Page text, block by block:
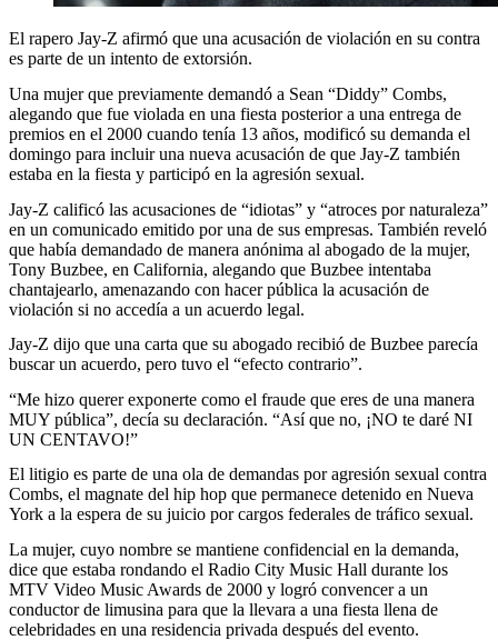
El rapero Jay-Z afirmó que una acusación de violación en su contra
es parte de un intento de extorsión.
Una mujer que previamente demandó a Sean “Diddy” Combs,
alegando que fue violada en una fiesta posterior a una entrega de
premios en el 2000 cuando tenía 13 años, modificó su demanda el
domingo para incluir una nueva acusación de que Jay-Z también
estaba en la fiesta y participó en la agresión sexual.
Jay-Z calificó las acusaciones de “idiotas” y “atroces por naturaleza”
en un comunicado emitido por una de sus empresas. También reveló
que había demandado de manera anónima al abogado de la mujer,
Tony Buzbee, en California, alegando que Buzbee intentaba
chantajearlo, amenazando con hacer pública la acusación de
violación si no accedía a un acuerdo legal.
Jay-Z dijo que una carta que su abogado recibió de Buzbee parecía
buscar un acuerdo, pero tuvo el “efecto contrario”.
“Me hizo querer exponerte como el fraude que eres de una manera
MUY pública”, decía su declaración. “Así que no, ¡NO te daré NI
UN CENTAVO!”
El litigio es parte de una ola de demandas por agresión sexual contra
Combs, el magnate del hip hop que permanece detenido en Nueva
York a la espera de su juicio por cargos federales de tráfico sexual.
La mujer, cuyo nombre se mantiene confidencial en la demanda,
dice que estaba rondando el Radio City Music Hall durante los
MTV Video Music Awards de 2000 y logró convencer a un
conductor de limusina para que la llevara a una fiesta llena de
celebridades en una residencia privada después del evento.